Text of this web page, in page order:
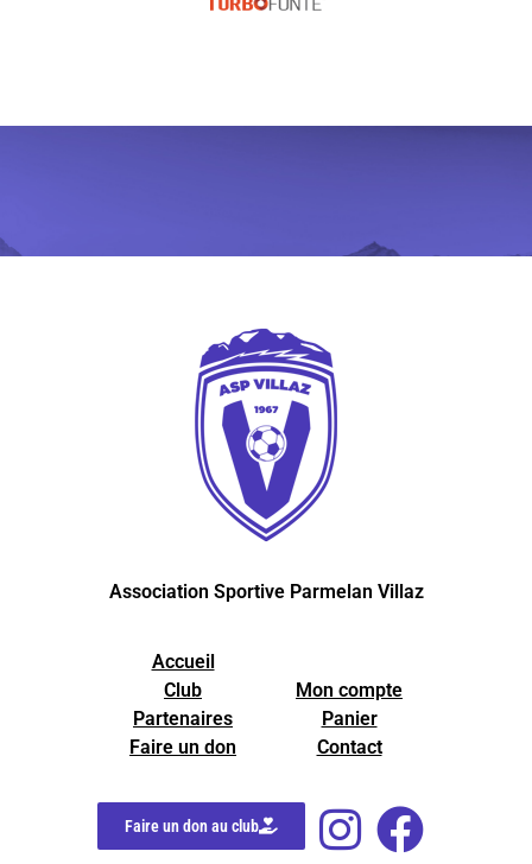
Association Sportive Parmelan Villaz
Accueil
Club
Partenaires
Faire un don
Mon compte
Panier
Contact
Faire un don au club